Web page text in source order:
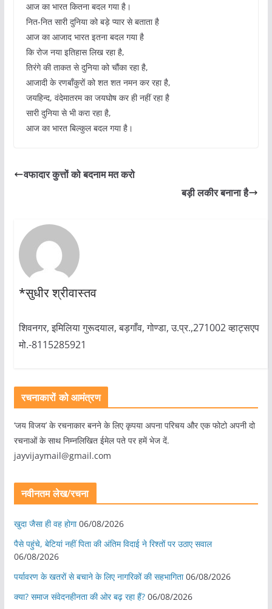
आज का भारत कितना बदल गया है।
नित-नित सारी दुनिया को बड़े प्यार से बताता है
आज का आजाद भारत इतना बदल गया है
कि रोज नया इतिहास लिख रहा है,
तिरंगे की ताकत से दुनिया को चौंका रहा है,
आजादी के रणबाँकुरों को शत शत नमन कर रहा है,
जयहिन्द, वंदेमातरम का जयघोष कर ही नहीं रहा है
सारी दुनिया से भी करा रहा है,
आज का भारत बिल्कुल बदल गया है।
वफादार कुत्तों को बदनाम मत करो
बड़ी लकीर बनाना है
*सुधीर श्रीवास्तव
शिवनगर, इमिलिया गुरूदयाल, बड़गाँव, गोण्डा, उ.प्र.,271002 व्हाट्सएप
मो.-8115285921
रचनाकारों को आमंत्रण
‘जय विजय’ के रचनाकार बनने के लिए कृपया अपना परिचय और एक फोटो अपनी दो
रचनाओं के साथ निम्नलिखित ईमेल पते पर हमें भेज दें.
jayvijaymail@gmail.com
नवीनतम लेख/रचना
खुदा जैसा ही वह होगा 06/08/2026
पैसे पहुंचे, बेटियां नहीं पिता की अंतिम विदाई ने रिश्तों पर उठाए सवाल
06/08/2026
पर्यावरण के खतरों से बचाने के लिए नागरिकों की सहभागिता 06/08/2026
क्या? समाज संवेदनहीनता की ओर बढ़ रहा हैं? 06/08/2026